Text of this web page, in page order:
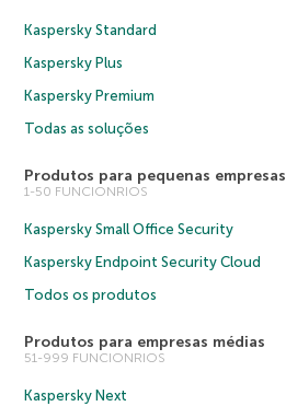
Kaspersky Standard
Kaspersky Plus
Kaspersky Premium
Todas as soluções
Produtos para pequenas empresas
1-50 FUNCIONRIOS
Kaspersky Small Office Security
Kaspersky Endpoint Security Cloud
Todos os produtos
Produtos para empresas médias
51-999 FUNCIONRIOS
Kaspersky Next